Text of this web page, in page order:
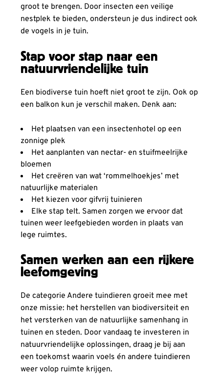
groot te brengen. Door insecten een veilige
nestplek te bieden, ondersteun je dus indirect ook
de vogels in je tuin.
Stap voor stap naar een
natuurvriendelijke tuin
Een biodiverse tuin hoeft niet groot te zijn. Ook op
een balkon kun je verschil maken. Denk aan:
Het plaatsen van een insectenhotel op een
zonnige plek
Het aanplanten van nectar- en stuifmeelrijke
bloemen
Het creëren van wat ‘rommelhoekjes’ met
natuurlijke materialen
Het kiezen voor gifvrij tuinieren
Elke stap telt. Samen zorgen we ervoor dat
tuinen weer leefgebieden worden in plaats van
lege ruimtes.
Samen werken aan een rijkere
leefomgeving
De categorie Andere tuindieren groeit mee met
onze missie: het herstellen van biodiversiteit en
het versterken van de natuurlijke samenhang in
tuinen en steden. Door vandaag te investeren in
natuurvriendelijke oplossingen, draag je bij aan
een toekomst waarin voels én andere tuindieren
weer volop ruimte krijgen.